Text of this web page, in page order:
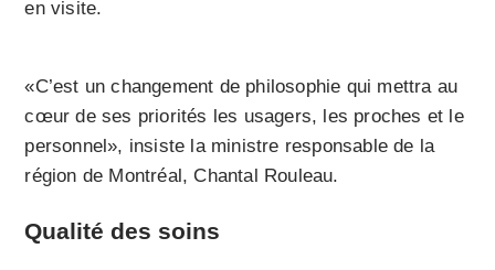
en visite.
«C’est un changement de philosophie qui mettra au
cœur de ses priorités les usagers, les proches et le
personnel», insiste la ministre responsable de la
région de Montréal, Chantal Rouleau.
Qualité des soins